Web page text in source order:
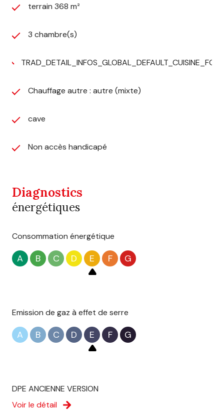
terrain 368 m²
3 chambre(s)
Chauffage autre : autre (mixte)
cave
Non accès handicapé
Diagnostics
énergétiques
Consommation énergétique
A B C D E F G
Emission de gaz à effet de serre
A B C D E F G
DPE ANCIENNE VERSION
Voir le détail